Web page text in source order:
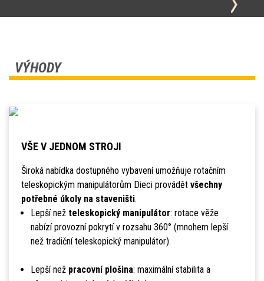
VÝHODY
VŠE V JEDNOM STROJI
Široká nabídka dostupného vybavení umožňuje rotačním
teleskopickým manipulátorům Dieci provádět všechny
potřebné úkoly na staveništi.
Lepší než teleskopický manipulátor: rotace věže
nabízí provozní pokrytí v rozsahu 360° (mnohem lepší
než tradiční teleskopický manipulátor).
Lepší než pracovní plošina: maximální stabilita a